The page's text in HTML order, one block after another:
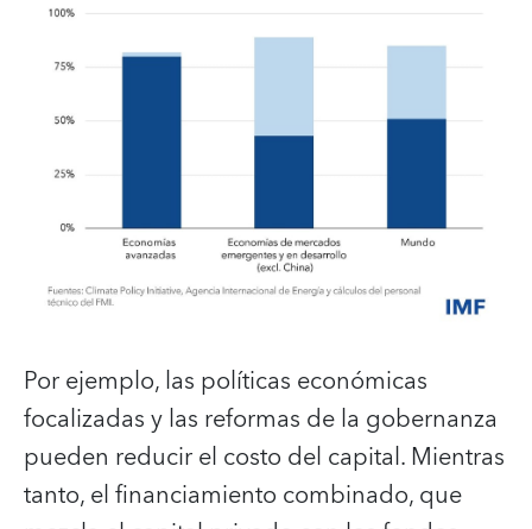
Por ejemplo, las políticas económicas
focalizadas y las reformas de la gobernanza
pueden reducir el costo del capital. Mientras
tanto, el financiamiento combinado, que